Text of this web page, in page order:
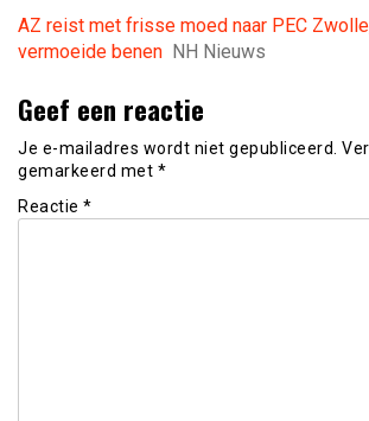
AZ reist met frisse moed naar PEC
vermoeide benen NH Nieuws
Geef een reactie
Je e-mailadres wordt niet gepubliceerd.
gemarkeerd met *
Reactie *